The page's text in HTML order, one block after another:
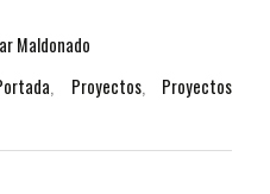
Maldonado
, Proyectos, Proyectos